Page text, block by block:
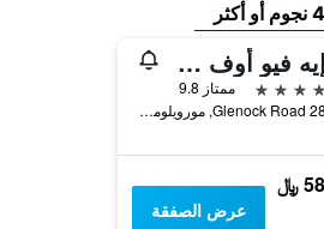
4 نجوم أو أكثر
إيه فيو أوف ماونت وورنينج بد آند بريكفاست
4 نجوم
ممتاز 9.8
28 Glenock Road, مورويلومبا, NSW, أستراليا
﷼
عرض الصفقة